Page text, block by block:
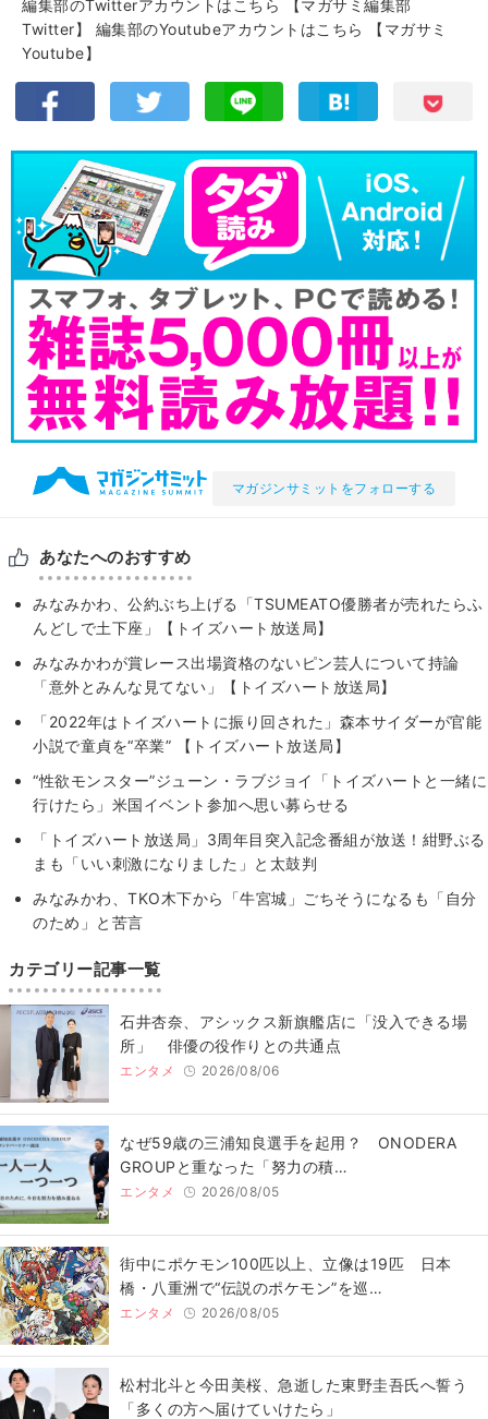
編集部のTwitterアカウントはこちら
【マガサミ編集部
Twitter】
編集部のYoutubeアカウントはこちら
【マガサミ
Youtube】
マガジンサミットをフォローする
あなたへのおすすめ
みなみかわ、公約ぶち上げる「TSUMEATO優勝者が売れたらふ
んどしで土下座」【トイズハート放送局】
みなみかわが賞レース出場資格のないピン芸人について持論
「意外とみんな見てない」【トイズハート放送局】
「2022年はトイズハートに振り回された」森本サイダーが官能
小説で童貞を“卒業” 【トイズハート放送局】
“性欲モンスター”ジューン・ラブジョイ「トイズハートと一緒に
行けたら」米国イベント参加へ思い募らせる
「トイズハート放送局」3周年目突入記念番組が放送！紺野ぶる
まも「いい刺激になりました」と太鼓判
みなみかわ、TKO木下から「牛宮城」ごちそうになるも「自分
のため」と苦言
カテゴリー記事一覧
石井杏奈、アシックス新旗艦店に「没入できる場
所」 俳優の役作りとの共通点
エンタメ 2026/08/06
なぜ59歳の三浦知良選手を起用？ ONODERA
GROUPと重なった「努力の積…
エンタメ 2026/08/05
街中にポケモン100匹以上、立像は19匹 日本
橋・八重洲で“伝説のポケモン”を巡…
エンタメ 2026/08/05
松村北斗と今田美桜、急逝した東野圭吾氏へ誓う
「多くの方へ届けていけたら」